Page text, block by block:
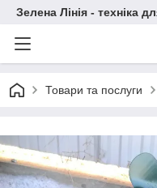
Зелена Лінія - техніка
Товари та послуги